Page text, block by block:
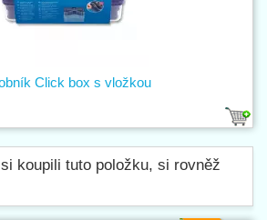
Click box s vložkou
koupili tuto položku, si rovněž